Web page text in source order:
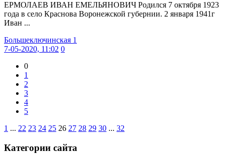
ЕРМОЛАЕВ ИВАН ЕМЕЛЬЯНОВИЧ Родился 7 октября 1923
года в село Краснова Воронежской губернии. 2 января 1941г
Иван ...
Большеключинская 1
7-05-2020, 11:02 0
0
1
2
3
4
5
1 ... 22 23 24 25 26 27 28 29 30 ... 32
Категории сайта